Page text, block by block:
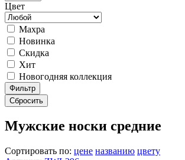
Цвет
Махра
Новинка
Скидка
Хит
Новогодняя коллекция
Фильтр
Сбросить
Мужские носки средние
Сортировать по: цене названию цвету